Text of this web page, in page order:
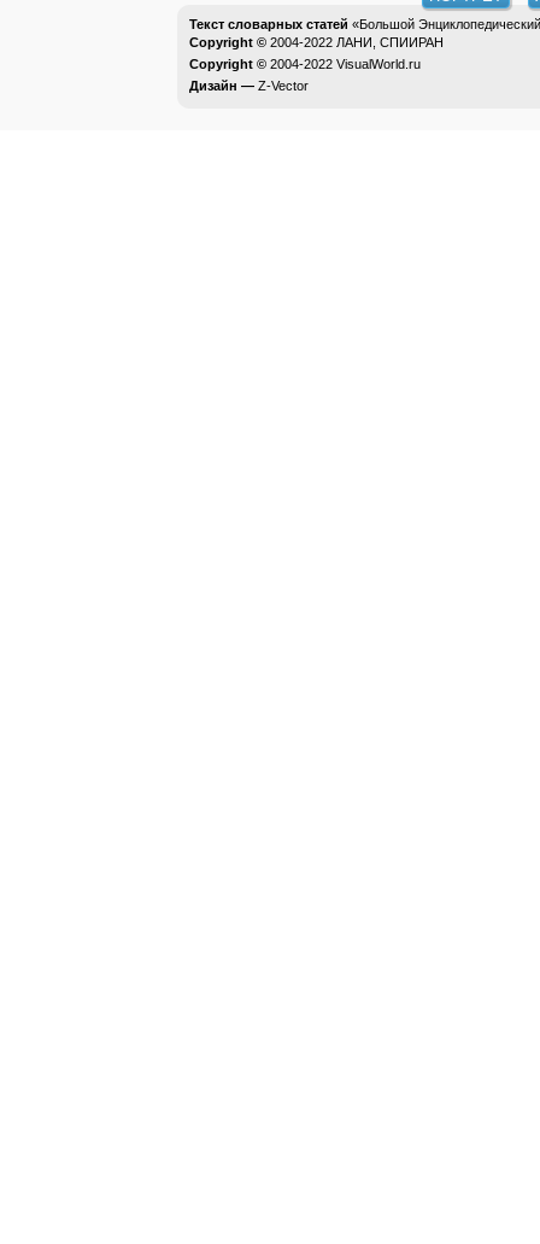
Текст словарных статей «Большой
Copyright © 2004-2022 ЛАНИ, СПИИРАН
Copyright © 2004-2022 VisualWorld.ru
Дизайн — Z-Vector